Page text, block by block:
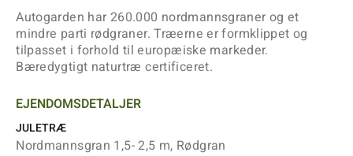
Autogarden har 260.000 nordmannsgraner og et
mindre parti rødgraner. Træerne er formklippet og
tilpasset i forhold til europæiske markeder.
Bæredygtigt naturtræ certificeret.
EJENDOMSDETALJER
JULETRÆ
Nordmannsgran 1,5- 2,5 m, Rødgran